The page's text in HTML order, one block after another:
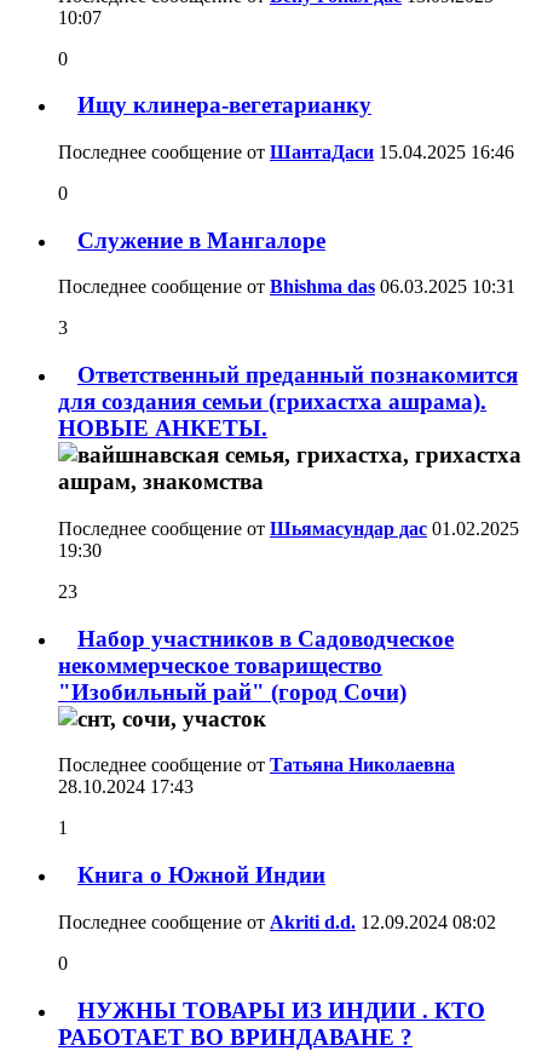
10:07
0
Ищу клинера-вегетарианку
Последнее сообщение от ШантаДаси 15.04.2025 16:46
0
Служение в Мангалоре
Последнее сообщение от Bhishma das 06.03.2025 10:31
3
Ответственный преданный познакомится
для создания семьи (грихастха ашрама).
НОВЫЕ АНКЕТЫ.
Последнее сообщение от Шьямасундар дас 01.02.2025
19:30
23
Набор участников в Садоводческое
некоммерческое товарищество
"Изобильный рай" (город Сочи)
Последнее сообщение от Татьяна Николаевна
28.10.2024 17:43
1
Книга о Южной Индии
Последнее сообщение от Akriti d.d. 12.09.2024 08:02
0
НУЖНЫ ТОВАРЫ ИЗ ИНДИИ . КТО
РАБОТАЕТ ВО ВРИНДАВАНЕ ?